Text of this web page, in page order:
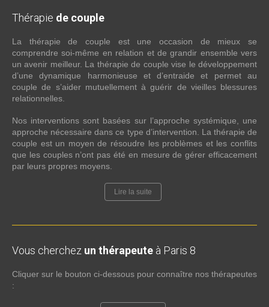
Thérapie de couple
La thérapie de couple est une occasion de mieux se
comprendre soi-même en relation et de grandir ensemble vers
un avenir meilleur. La thérapie de couple vise le développement
d’une dynamique harmonieuse et d’entraide et permet au
couple de s’aider mutuellement à guérir de vieilles blessures
relationnelles.
Nos interventions sont basées sur l’approche systémique, une
approche nécessaire dans ce type d’intervention. La thérapie de
couple est un moyen de résoudre les problèmes et les conflits
que les couples n’ont pas été en mesure de gérer efficacement
par leurs propres moyens.
Lire la suite
Vous cherchez un thérapeute à Paris 8
Cliquer sur le bouton ci-dessous pour connaître nos thérapeutes
: